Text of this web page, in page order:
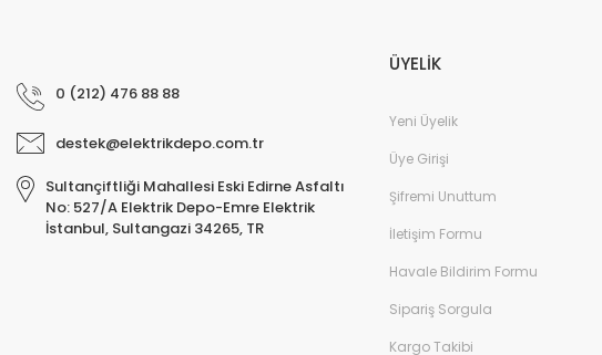
0 (212) 476 88 88
destek@elektrikdepo.com.tr
Sultançiftliği Mahallesi Eski Edirne Asfaltı
No: 527/A Elektrik Depo-Emre Elektrik
İstanbul, Sultangazi 34265, TR
ÜYELİK
Yeni Üyelik
Üye Girişi
Şifremi Unuttum
İletişim Formu
Havale Bildirim Formu
Sipariş Sorgula
Kargo Takibi